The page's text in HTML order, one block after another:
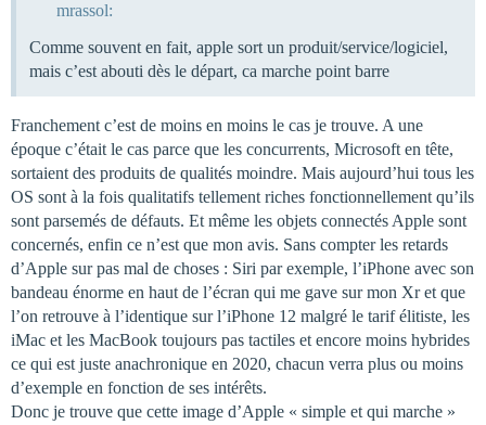
mrassol:
Comme souvent en fait, apple sort un produit/service/logiciel,
mais c’est abouti dès le départ, ca marche point barre
Franchement c’est de moins en moins le cas je trouve. A une
époque c’était le cas parce que les concurrents, Microsoft en tête,
sortaient des produits de qualités moindre. Mais aujourd’hui tous les
OS sont à la fois qualitatifs tellement riches fonctionnellement qu’ils
sont parsemés de défauts. Et même les objets connectés Apple sont
concernés, enfin ce n’est que mon avis. Sans compter les retards
d’Apple sur pas mal de choses : Siri par exemple, l’iPhone avec son
bandeau énorme en haut de l’écran qui me gave sur mon Xr et que
l’on retrouve à l’identique sur l’iPhone 12 malgré le tarif élitiste, les
iMac et les MacBook toujours pas tactiles et encore moins hybrides
ce qui est juste anachronique en 2020, chacun verra plus ou moins
d’exemple en fonction de ses intérêts.
Donc je trouve que cette image d’Apple « simple et qui marche »